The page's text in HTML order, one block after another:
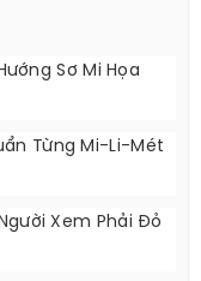
Sơ Mi Họa
Từng Mi-Li-Mét
Xem Phải Đỏ